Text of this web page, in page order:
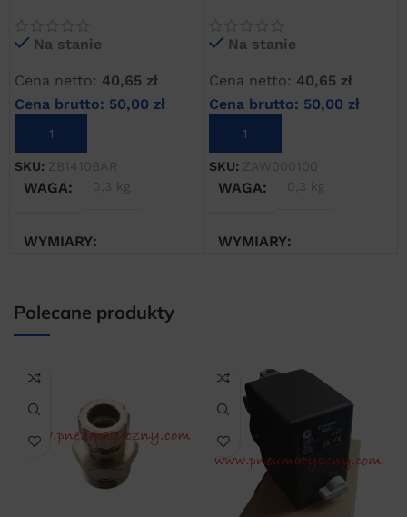
Na stanie
Cena netto: 40,65 zł
Cena brutto: 50,00 zł
DODAJ DO KOSZYKA
SKU: ZB1410BAR
WAGA 0,3 kg
WYMIARY
Na stanie
Cena netto: 40,65 zł
Cena brutto: 50,00 zł
DODAJ DO KOSZYKA
SKU: ZAW000100
WAGA 0,3 kg
WYMIARY
Polecane produkty